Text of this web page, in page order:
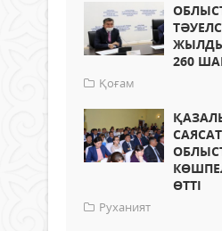
260
Қоғам
ӨТТІ
Руханият